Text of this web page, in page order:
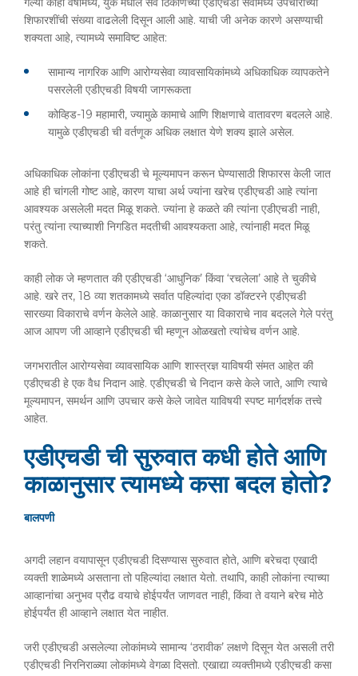
शिफारशींची संख्या वाढलेली दिसून आली आहे. याची जी अनेक कारणे असण्याची
शक्यता आहे, त्यामध्ये समाविष्ट आहेत:
सामान्य नागरिक आणि आरोग्यसेवा व्यावसायिकांमध्ये अधिकाधिक व्यापकतेने
पसरलेली एडीएचडी विषयी जागरूकता
कोव्हिड-19 महामारी, ज्यामुळे कामाचे आणि शिक्षणाचे वातावरण बदलले आहे.
यामुळे एडीएचडी ची वर्तणूक अधिक लक्षात येणे शक्य झाले असेल.
अधिकाधिक लोकांना एडीएचडी चे मूल्यमापन करून घेण्यासाठी शिफारस केली जात
आहे ही चांगली गोष्ट आहे, कारण याचा अर्थ ज्यांना खरेच एडीएचडी आहे त्यांना
आवश्यक असलेली मदत मिळू शकते. ज्यांना हे कळते की त्यांना एडीएचडी नाही,
परंतु त्यांना त्याच्याशी निगडित मदतीची आवश्यकता आहे, त्यांनाही मदत मिळू
शकते.
काही लोक जे म्हणतात की एडीएचडी ‘आधुनिक’ किंवा ‘रचलेला’ आहे ते चुकीचे
आहे. खरे तर, 18 व्या शतकामध्ये सर्वात पहिल्यांदा एका डॉक्टरने एडीएचडी
सारख्या विकाराचे वर्णन केलेले आहे. काळानुसार या विकाराचे नाव बदलले गेले परंतु
आज आपण जी आव्हाने एडीएचडी ची म्हणून ओळखतो त्यांचेच वर्णन आहे.
जगभरातील आरोग्यसेवा व्यावसायिक आणि शास्त्रज्ञ याविषयी संमत आहेत की
एडीएचडी हे एक वैध निदान आहे. एडीएचडी चे निदान कसे केले जाते, आणि त्याचे
मूल्यमापन, समर्थन आणि उपचार कसे केले जावेत याविषयी स्पष्ट मार्गदर्शक तत्त्वे
आहेत.
एडीएचडी ची सुरुवात कधी होते आणि
काळानुसार त्यामध्ये कसा बदल होतो?
बालपणी
अगदी लहान वयापासून एडीएचडी दिसण्यास सुरुवात होते, आणि बरेचदा एखादी
व्यक्ती शाळेमध्ये असताना तो पहिल्यांदा लक्षात येतो. तथापि, काही लोकांना त्याच्या
आव्हानांचा अनुभव प्रौढ वयाचे होईपर्यंत जाणवत नाही, किंवा ते वयाने बरेच मोठे
होईपर्यंत ही आव्हाने लक्षात येत नाहीत.
जरी एडीएचडी असलेल्या लोकांमध्ये सामान्य ‘ठरावीक’ लक्षणे दिसून येत असली तरी
एडीएचडी निरनिराळ्या लोकांमध्ये वेगळा दिसतो. एखाद्या व्यक्तीमध्ये एडीएचडी कसा